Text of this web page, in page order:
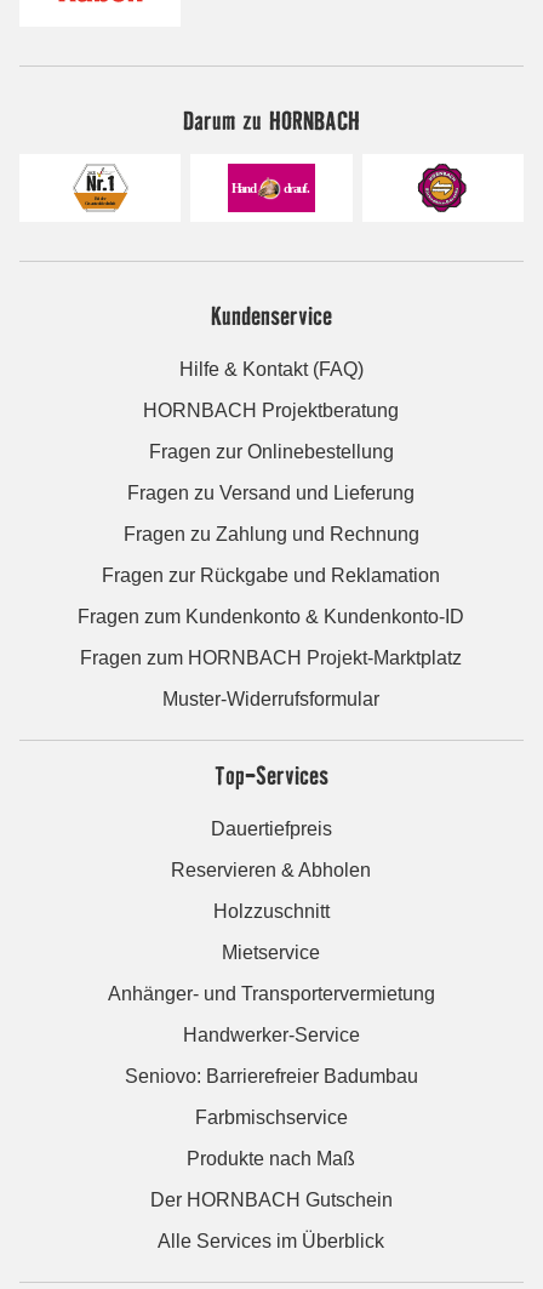
Darum zu HORNBACH
Kundenservice
Hilfe & Kontakt (FAQ)
HORNBACH Projektberatung
Fragen zur Onlinebestellung
Fragen zu Versand und Lieferung
Fragen zu Zahlung und Rechnung
Fragen zur Rückgabe und Reklamation
Fragen zum Kundenkonto & Kundenkonto-ID
Fragen zum HORNBACH Projekt-Marktplatz
Muster-Widerrufsformular
Top-Services
Dauertiefpreis
Reservieren & Abholen
Holzzuschnitt
Mietservice
Anhänger- und Transportervermietung
Handwerker-Service
Seniovo: Barrierefreier Badumbau
Farbmischservice
Produkte nach Maß
Der HORNBACH Gutschein
Alle Services im Überblick